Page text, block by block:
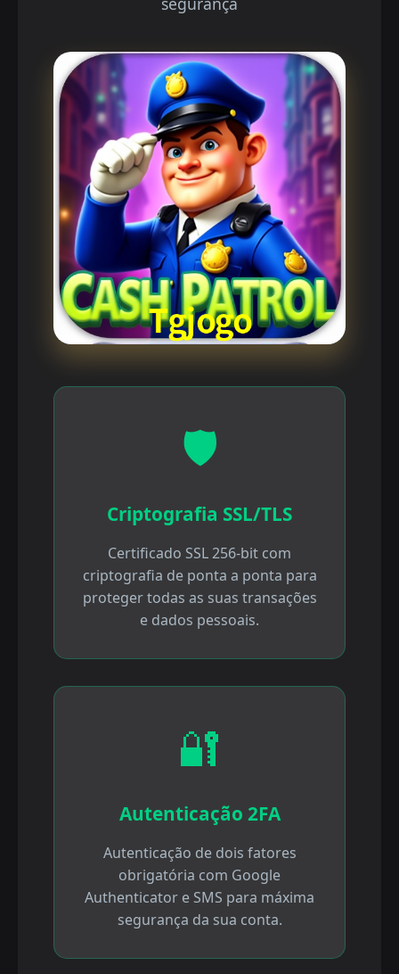
🛡️
Criptografia SSL/TLS
Certificado SSL 256-bit com
criptografia de ponta a ponta para
proteger todas as suas transações
e dados pessoais.
🔐
Autenticação 2FA
Autenticação de dois fatores
obrigatória com Google
Authenticator e SMS para máxima
segurança da sua conta.